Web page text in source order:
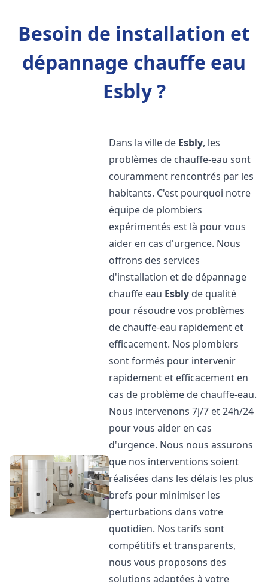
Besoin de installation et
dépannage chauffe eau
Esbly ?
Dans la ville de Esbly, les
problèmes de chauffe-eau sont
couramment rencontrés par les
habitants. C'est pourquoi notre
équipe de plombiers
expérimentés est là pour vous
aider en cas d'urgence. Nous
offrons des services
d'installation et de dépannage
chauffe eau Esbly de qualité
pour résoudre vos problèmes
de chauffe-eau rapidement et
efficacement. Nos plombiers
sont formés pour intervenir
rapidement et efficacement en
cas de problème de chauffe-eau.
Nous intervenons 7j/7 et 24h/24
pour vous aider en cas
d'urgence. Nous nous assurons
que nos interventions soient
réalisées dans les délais les plus
brefs pour minimiser les
perturbations dans votre
quotidien. Nos tarifs sont
compétitifs et transparents,
nous vous proposons des
solutions adaptées à votre